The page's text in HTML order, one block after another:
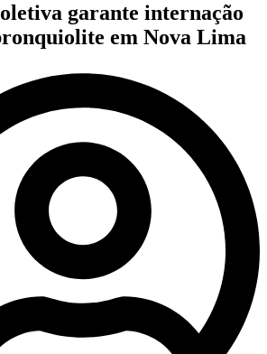
garante internação
em Nova Lima